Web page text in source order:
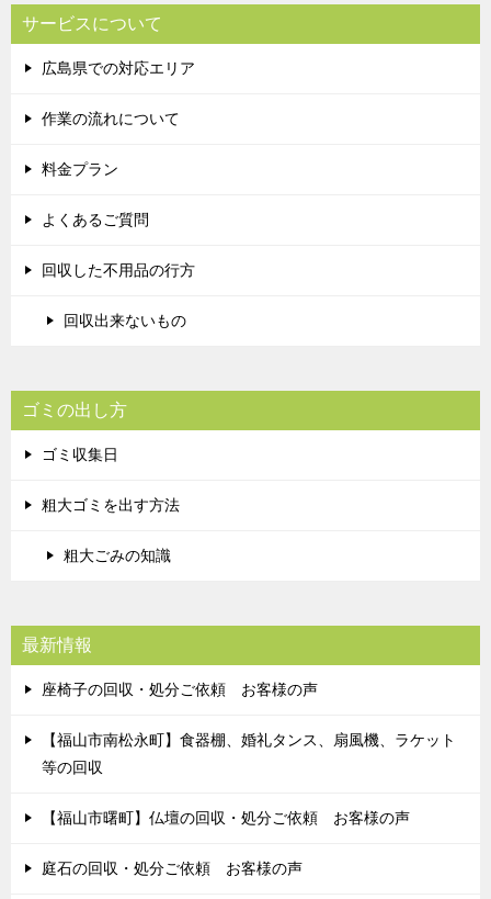
サービスについて
広島県での対応エリア
作業の流れについて
料金プラン
よくあるご質問
回収した不用品の行方
回収出来ないもの
ゴミの出し方
ゴミ収集日
粗大ゴミを出す方法
粗大ごみの知識
最新情報
座椅子の回収・処分ご依頼 お客様の声
【福山市南松永町】食器棚、婚礼タンス、扇風機、ラケット
等の回収
【福山市曙町】仏壇の回収・処分ご依頼 お客様の声
庭石の回収・処分ご依頼 お客様の声